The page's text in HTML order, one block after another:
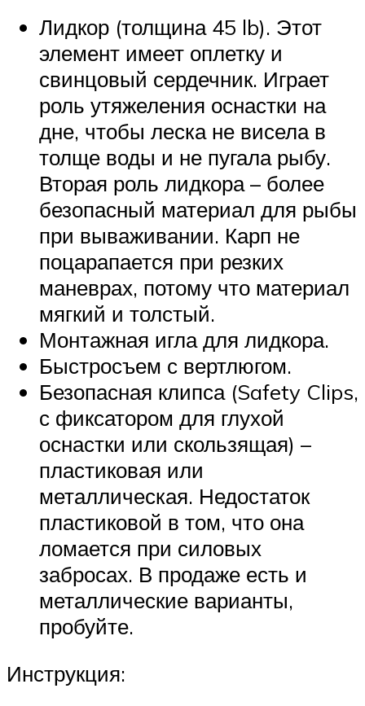
Лидкор (толщина 45 lb). Этот
элемент имеет оплетку и
свинцовый сердечник. Играет
роль утяжеления оснастки на
дне, чтобы леска не висела в
толще воды и не пугала рыбу.
Вторая роль лидкора – более
безопасный материал для рыбы
при вываживании. Карп не
поцарапается при резких
маневрах, потому что материал
мягкий и толстый.
Монтажная игла для лидкора.
Быстросъем с вертлюгом.
Безопасная клипса (Safety Clips,
с фиксатором для глухой
оснастки или скользящая) –
пластиковая или
металлическая. Недостаток
пластиковой в том, что она
ломается при силовых
забросах. В продаже есть и
металлические варианты,
пробуйте.
Инструкция: